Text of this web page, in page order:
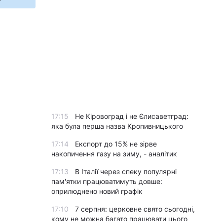
17:15
Не Кіровоград і не Єлисаветград:
яка була перша назва Кропивницького
17:14
Експорт до 15% не зірве
накопичення газу на зиму, - аналітик
17:13
В Італії через спеку популярні
пам'ятки працюватимуть довше:
оприлюднено новий графік
17:10
7 серпня: церковне свято сьогодні,
кому не можна багато працювати цього